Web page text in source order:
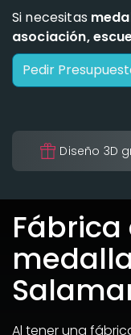
Si necesitas
asociación,
Pedir
Diseño 3D
Al tener una